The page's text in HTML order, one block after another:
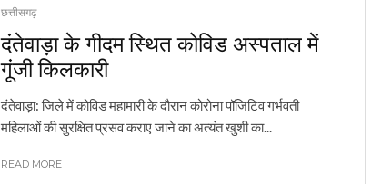
छत्तीसगढ़
दंतेवाड़ा के गीदम स्थित कोविड अस्पताल में
गूंजी किलकारी
दंतेवाड़ा: जिले में कोविड महामारी के दौरान कोरोना पॉजिटिव गर्भवती
महिलाओं की सुरक्षित प्रसव कराए जाने का अत्यंत खुशी का...
READ MORE